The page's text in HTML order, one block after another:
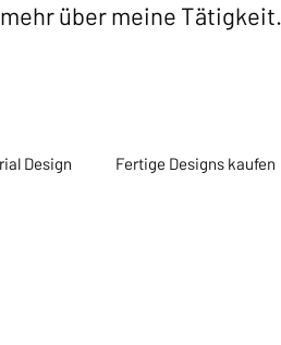
über meine Tätigkeit.
Design Fertige Designs kaufen